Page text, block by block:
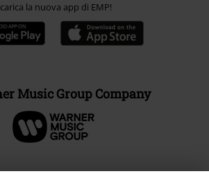
la nuova app di EMP!
Music Group Company